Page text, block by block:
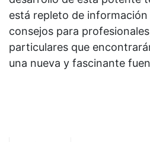
está repleto de
consejos para
particulares que
una nueva y fascinante